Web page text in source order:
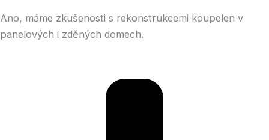
Ano, máme zkušenosti s rekonstrukcemi koupelen v
panelových i zděných domech.